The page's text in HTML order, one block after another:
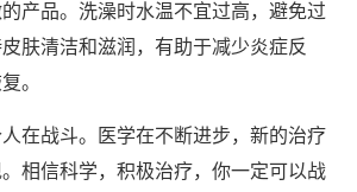
产品。洗澡时水温不宜过高，避免过
肤清洁和滋润，有助于减少炎症反
。
在战斗。医学在不断进步，新的治疗
相信科学，积极治疗，你一定可以战